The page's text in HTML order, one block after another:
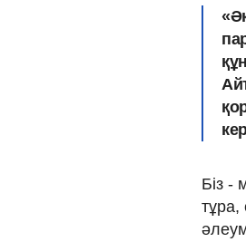
Біз -
тұра,